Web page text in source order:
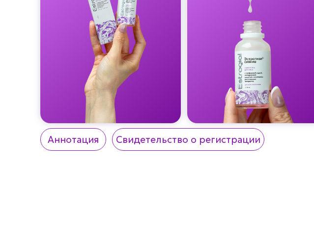
Аннотация Свидетельство о регистрации